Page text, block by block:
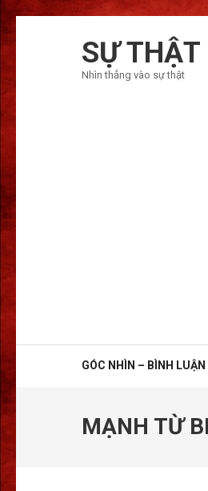
SỰ
Nhìn thẳng vào sự thật
GÓC NHÌN – BÌNH LUẬN
MẠNH TỪ